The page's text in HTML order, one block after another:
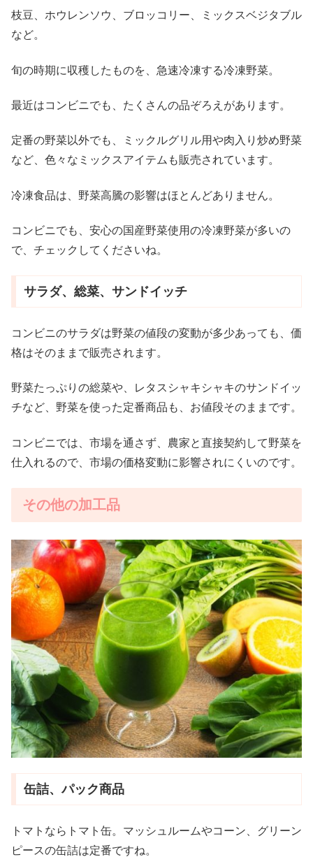
枝豆、ホウレンソウ、ブロッコリー、ミックスベジタブル
など。
旬の時期に収穫したものを、急速冷凍する冷凍野菜。
最近はコンビニでも、たくさんの品ぞろえがあります。
定番の野菜以外でも、ミックルグリル用や肉入り炒め野菜
など、色々なミックスアイテムも販売されています。
冷凍食品は、野菜高騰の影響はほとんどありません。
コンビニでも、安心の国産野菜使用の冷凍野菜が多いの
で、チェックしてくださいね。
サラダ、総菜、サンドイッチ
コンビニのサラダは野菜の値段の変動が多少あっても、価
格はそのままで販売されます。
野菜たっぷりの総菜や、レタスシャキシャキのサンドイッ
チなど、野菜を使った定番商品も、お値段そのままです。
コンビニでは、市場を通さず、農家と直接契約して野菜を
仕入れるので、市場の価格変動に影響されにくいのです。
その他の加工品
缶詰、パック商品
トマトならトマト缶。マッシュルームやコーン、グリーン
ピースの缶詰は定番ですね。